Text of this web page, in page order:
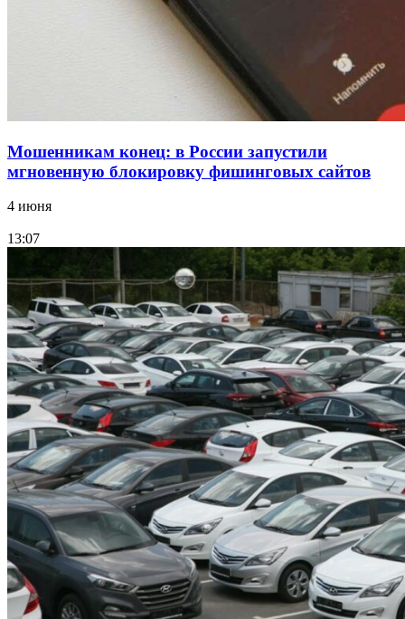
Мошенникам конец: в России запустили
мгновенную блокировку фишинговых сайтов
4 июня
13:07